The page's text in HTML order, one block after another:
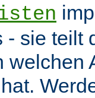
- sie teilt
welchen